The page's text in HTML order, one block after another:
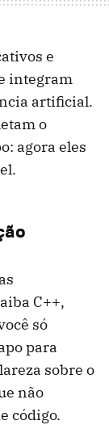
e
integram
artificial.
o
agora eles
C++,
só
para
sobre o
não
código.